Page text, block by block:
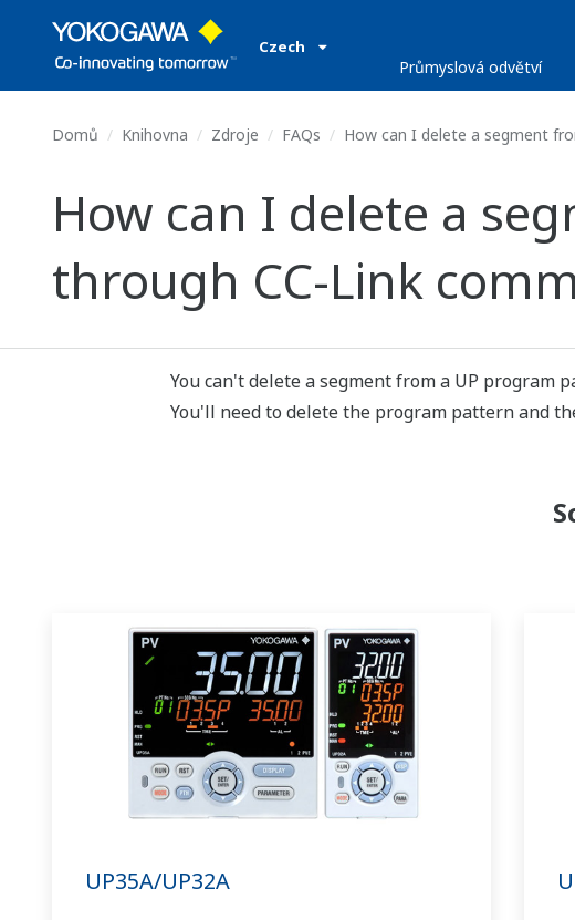
Czech
Průmyslová odvětví
Domů Knihovna Zdroje FAQs How can I delete a segment
How can I delete a
through CC-Link
You can't delete a segment from a UP program
You'll need to delete the program pattern and
UP35A/UP32A